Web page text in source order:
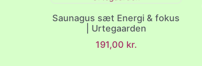
Saunagus sæt Energi & fokus
| Urtegaarden
191,00 kr.